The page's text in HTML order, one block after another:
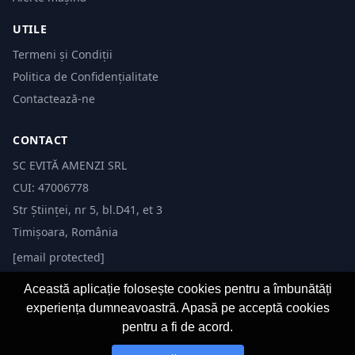
UTILE
Termeni și Condiții
Politica de Confidențialitate
Contactează-ne
CONTACT
SC EVITĂ AMENZI SRL
CUI: 47006778
Str Științei, nr 5, bl.D41, et 3
Timișoara, România
[email protected]
© 2026 Evită Amenzi. Toate drepturile rezervate. Dezvoltat de
Această aplicație folosește cookies pentru a îmbunătăți
experiența dumneavoastră. Apasă pe acceptă cookies
pentru a fi de acord.